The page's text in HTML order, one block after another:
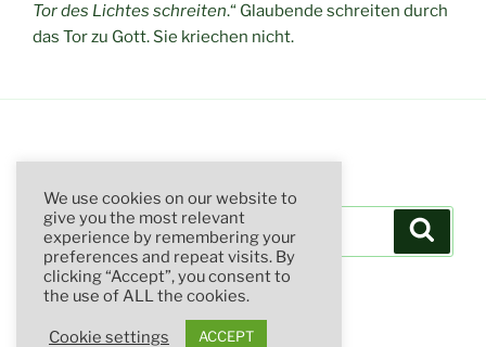
Tor des Lichtes schreiten.“ Glaubende schreiten durch
das Tor zu Gott. Sie kriechen nicht.
Suchen
nach:
We use cookies on our website to
give you the most relevant
experience by remembering your
preferences and repeat visits. By
clicking “Accept”, you consent to
the use of ALL the cookies.
Cookie settings ACCEPT